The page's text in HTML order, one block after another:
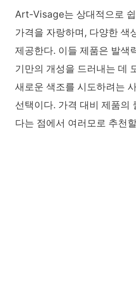
Art-Visage는 상대적으로
가격을 자랑하며, 다양한 색
제공한다. 이들 제품은 발색
기만의 개성을 드러내는 데
새로운 색조를 시도하려는
선택이다. 가격 대비 제품의
다는 점에서 여러모로 추천